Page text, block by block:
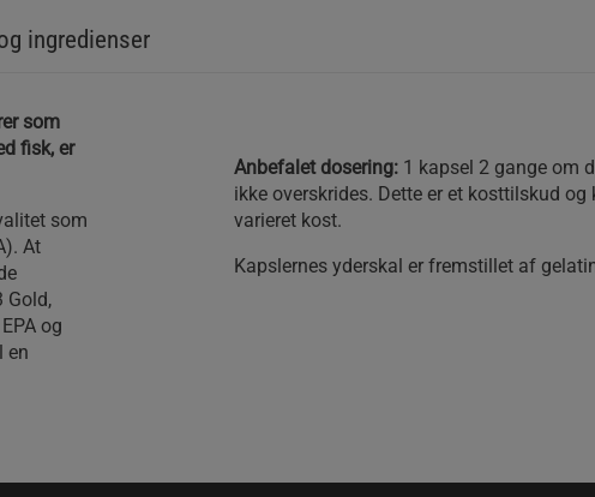
ingredienser
som
fisk, er
som
At
Gold,
og
en
Anbefalet dosering: 1 kapsel 2 gange om
ikke overskrides. Dette er et kosttilskud
varieret kost.
Kapslernes yderskal er fremstillet af